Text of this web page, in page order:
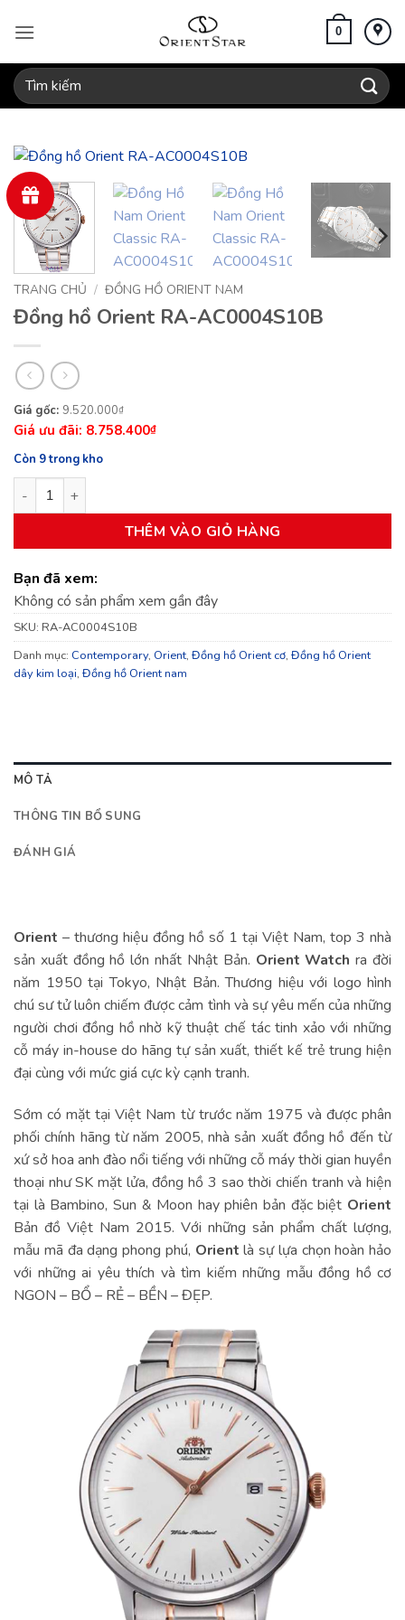
qua
dung
0
Tìm
kiếm:
TRANG CHỦ / ĐỒNG HỒ ORIENT NAM
Đồng hồ Orient RA-AC0004S10B
9.520.000₫
Giá
gốc
là:
9.520.000₫.
8.758.400₫
Giá
hiện
tại
là:
8.758.400₫.
Còn 9 trong kho
Đồng hồ Orient RA-AC0004S10B số lượng
THÊM VÀO GIỎ HÀNG
Bạn đã xem:
Không có sản phẩm xem gần đây
SKU: RA-AC0004S10B
Danh mục: Contemporary, Orient, Đồng hồ Orient cơ, Đồng hồ Orient
dây kim loại, Đồng hồ Orient nam
MÔ TẢ
THÔNG TIN BỔ SUNG
ĐÁNH GIÁ
Orient – thương hiệu đồng hồ số 1 tại Việt Nam, top 3 nhà
sản xuất đồng hồ lớn nhất Nhật Bản. Orient Watch ra đời
năm 1950 tại Tokyo, Nhật Bản. Thương hiệu với logo hình
chú sư tử luôn chiếm được cảm tình và sự yêu mến của những
người chơi đồng hồ nhờ kỹ thuật chế tác tinh xảo với những
cỗ máy in-house do hãng tự sản xuất, thiết kế trẻ trung hiện
đại cùng với mức giá cực kỳ cạnh tranh.
Sớm có mặt tại Việt Nam từ trước năm 1975 và được phân
phối chính hãng từ năm 2005, nhà sản xuất đồng hồ đến từ
xứ sở hoa anh đào nổi tiếng với những cỗ máy thời gian huyền
thoại như SK mặt lửa, đồng hồ 3 sao thời chiến tranh và hiện
tại là Bambino, Sun & Moon hay phiên bản đặc biệt Orient
Bản đồ Việt Nam 2015. Với những sản phẩm chất lượng,
mẫu mã đa dạng phong phú, Orient là sự lựa chọn hoàn hảo
với những ai yêu thích và tìm kiếm những mẫu đồng hồ cơ
NGON – BỔ – RẺ – BỀN – ĐẸP.